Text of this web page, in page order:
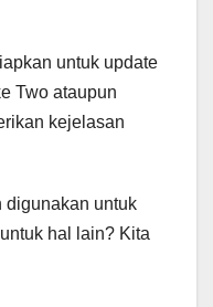
untuk update
Two ataupun
kejelasan
digunakan untuk
hal lain? Kita